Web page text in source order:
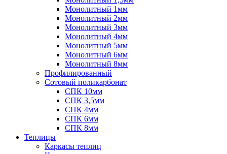
Монолитный 1мм
Монолитный 2мм
Монолитный 3мм
Монолитный 4мм
Монолитный 5мм
Монолитный 6мм
Монолитный 8мм
Профилированный
Сотовый поликарбонат
СПК 10мм
СПК 3,5мм
СПК 4мм
СПК 6мм
СПК 8мм
Теплицы
Каркасы теплиц